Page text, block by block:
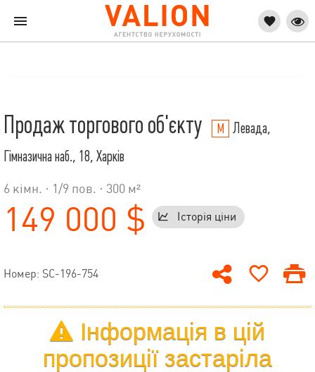
Продаж торгового об'єкту
Левада,
Гімназична наб., 18, Харків
6 кімн. · 1 /9 пов. · 300 м²
149 000 $ Історія ціни
Номер: SC-196-754
Інформація в цій
пропозиції застаріла